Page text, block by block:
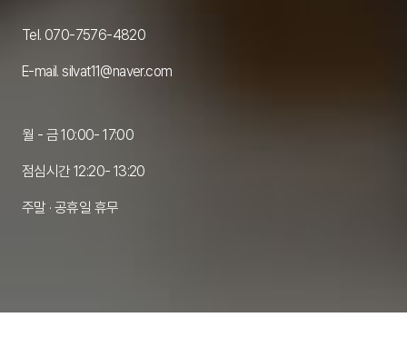
Tel. 070-7576-4820
E-mail. silvat11@naver.com
월 - 금 10:00- 17:00
점심시간 12:20- 13:20
주말 · 공휴일 휴무